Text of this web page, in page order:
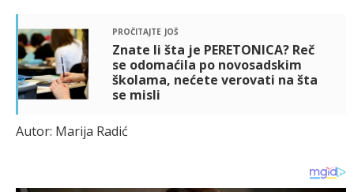
pročitajte još
Znate li šta je PERETONICA? Reč
se odomaćila po novosadskim
školama, nećete verovati na šta
se misli
Autor: Marija Radić